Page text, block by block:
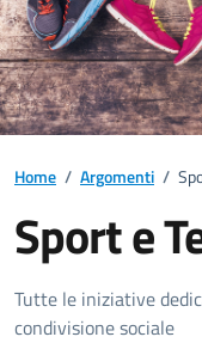
Home / Argomenti /
Sport e
Dettagli
Tutte le iniziative
condivisione sociale